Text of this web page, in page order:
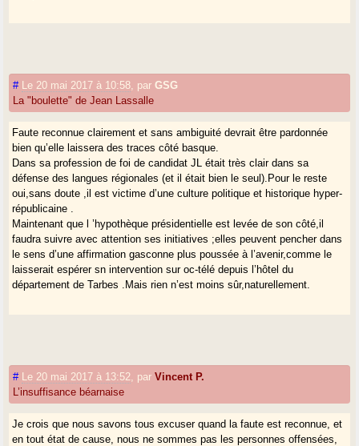
# Le 20 mai 2017 à 10:58 parGSG
La "boulette" de Jean Lassalle
Faute reconnue clairement et sans ambiguité devrait être pardonnée
bien qu’elle laissera des traces côté basque.
Dans sa profession de foi de candidat JL était très clair dans sa
défense des langues régionales (et il était bien le seul).Pour le reste
oui,sans doute ,il est victime d’une culture politique et historique hyper-
républicaine .
Maintenant que l ’hypothèque présidentielle est levée de son côté,il
faudra suivre avec attention ses initiatives ;elles peuvent pencher dans
le sens d’une affirmation gasconne plus poussée à l’avenir,comme le
laisserait espérer sn intervention sur oc-télé depuis l’hôtel du
département de Tarbes .Mais rien n’est moins sûr,naturellement.
# Le 20 mai 2017 à 13:52 parVincent P.
L’insuffisance béarnaise
Je crois que nous savons tous excuser quand la faute est reconnue, et
en tout état de cause, nous ne sommes pas les personnes offensées,